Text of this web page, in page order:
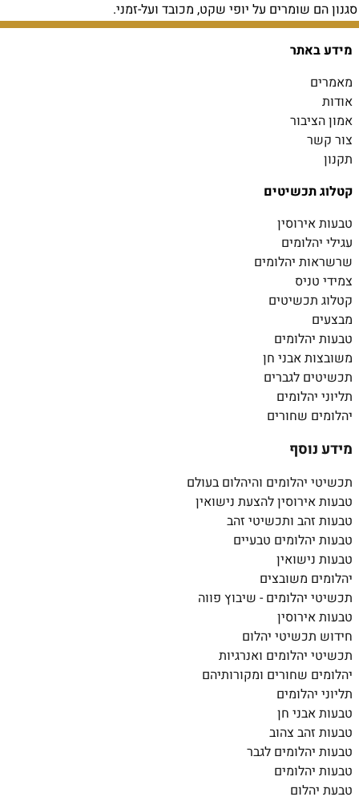
סגנון הם שומרים על יופי שקט, מכובד ועל-זמני.
מידע באתר
מאמרים
אודות
אמון הציבור
צור קשר
תקנון
קטלוג תכשיטים
טבעות אירוסין
עגילי יהלומים
שרשראות יהלומים
צמידי טניס
קטלוג תכשיטים
מבצעים
טבעות יהלומים
משובצות אבני חן
תכשיטים לגברים
תליוני יהלומים
יהלומים שחורים
מידע נוסף
תכשיטי יהלומים והיהלום בעולם
טבעות אירוסין להצעת נישואין
טבעות זהב ותכשיטי זהב
טבעות יהלומים טבעיים
טבעות נישואין
יהלומים משובצים
תכשיטי יהלומים - שיבוץ פווה
טבעות אירוסין
חידוש תכשיטי יהלום
תכשיטי יהלומים ואנרגיות
יהלומים שחורים ומקורותיהם
תליוני יהלומים
טבעות אבני חן
טבעות זהב צהוב
טבעות יהלומים לגבר
טבעות יהלומים
טבעת יהלום